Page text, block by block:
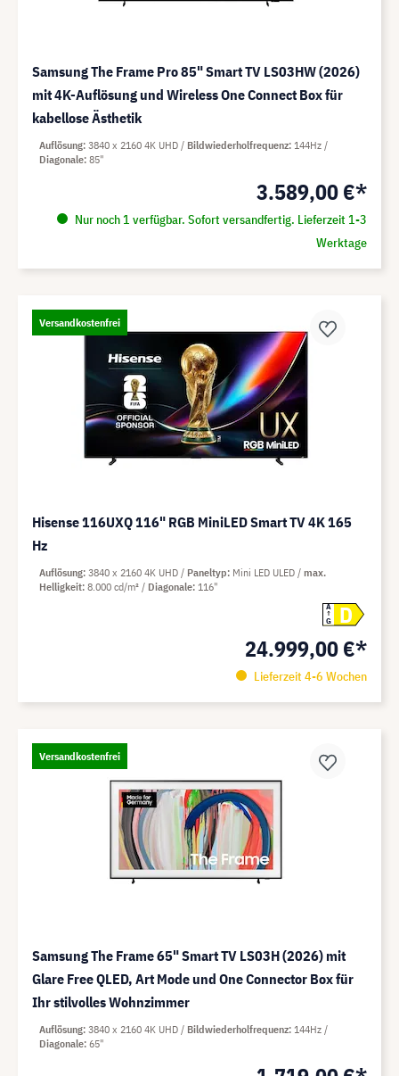
Samsung The Frame Pro 85" Smart TV LS03HW (2026)
mit 4K-Auflösung und Wireless One Connect Box für
kabellose Ästhetik
3.589,00 €*
Nur noch 1 verfügbar. Sofort versandfertig. Lieferzeit 1-3
Werktage
Auflösung 3840 x 2160 4K UHD Bildwiederholfrequenz 144Hz
Diagonale 85"
Versandkostenfrei
Hisense 116UXQ 116" RGB MiniLED Smart TV 4K 165
Hz
A
G
D
24.999,00 €*
Lieferzeit 4-6 Wochen
Auflösung 3840 x 2160 4K UHD Paneltyp Mini LED ULED
max.
Helligkeit 8.000 cd/m² Diagonale 116"
Versandkostenfrei
Samsung The Frame 65" Smart TV LS03H (2026) mit
Glare Free QLED, Art Mode und One Connector Box für
Ihr stilvolles Wohnzimmer
Auflösung 3840 x 2160 4K UHD Bildwiederholfrequenz 144Hz
Diagonale 65"